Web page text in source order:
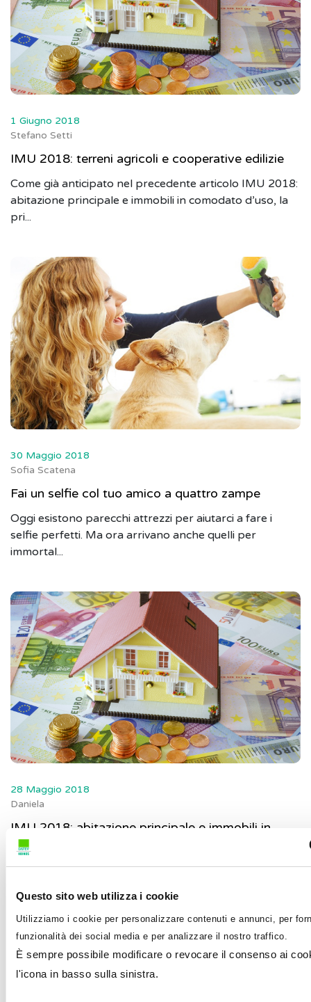
Questo sito web utilizza i cookie
Utilizziamo i cookie per personalizzare contenuti e annunci, per
funzionalità dei social media e per analizzare il nostro traffico.
È sempre possibile modificare o revocare il consenso ai
l'icona in basso sulla sinistra.
1 Giugno 2018
Stefano Setti
IMU 2018: terreni agricoli e cooperative edilizie
Come già anticipato nel precedente articolo IMU 2018:
abitazione principale e immobili in comodato d’uso, la
pri...
30 Maggio 2018
Sofia Scatena
Fai un selfie col tuo amico a quattro zampe
Oggi esistono parecchi attrezzi per aiutarci a fare i
selfie perfetti. Ma ora arrivano anche quelli per
immortal...
28 Maggio 2018
Daniela
IMU 2018: abitazione principale e immobili in
comodato d’uso
La prima (o unica) rata dell’IMU dovuta per l’anno in
essere p...